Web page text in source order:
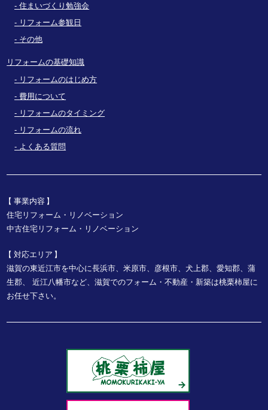
住まいづくり勉強会
リフォーム参観日
その他
リフォームの基礎知識
リフォームのはじめ方
費用について
リフォームのタイミング
リフォームの流れ
よくある質問
事業内容
住宅リフォーム・リノベーション
中古住宅リフォーム・リノベーション
対応エリア
滋賀の東近江市を中心に長浜市、米原市、彦根市、犬上郡、愛知郡、蒲
生郡、
近江八幡市など、滋賀でのフォーム・不動産・新築は桃栗柿屋に
お任せ下さい。